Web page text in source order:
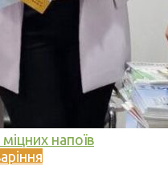
напоїв